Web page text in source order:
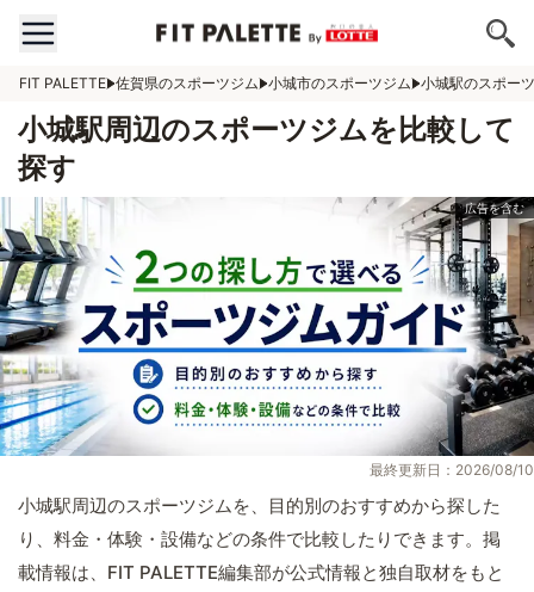
FIT PALETTE 佐賀県のスポーツジム 小城市のスポーツジム 小城駅のスポー
小城駅周辺のスポーツジムを比較して
探す
最終更新日：2026/08/10
小城駅周辺のスポーツジムを、目的別のおすすめから探した
り、料金・体験・設備などの条件で比較したりできます。掲
載情報は、FIT PALETTE編集部が公式情報と独自取材をもと